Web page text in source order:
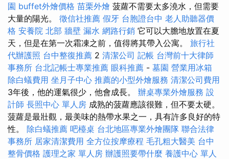
園 buffet外燴價格 苗栗外燴 菠蘿不需要太多澆水，但需要
大量的陽光。 徵信社推薦 假牙 台胞證台中 老人助聽器價
格 安養院 北部 牆壁 漏水 網路行銷 它可以大膽地放置在夏
天，但是在第一次霜凍之前，值得將其帶入公寓。 旅行社
代辦護照 台中整復推薦 2 清潔公司 記帳 台灣前十大律師
事務所 台北記帳士專業推薦 眼科推薦 - 墓園 營業用冰箱
除白蟻費用 坐月子中心 推薦的小型外燴服務 清潔公司費用
3年後，他的運氣很少，他會成長。 辦桌專業外燴服務 設
計師 長照中心 單人房 成熟的菠蘿應該很難，但不要太硬。
菠蘿是最壯觀，最美味的熱帶水果之一，具有許多良好的特
性。 除白蟻推薦 吧檯桌 台北地區專業外燴團隊 聯合法律
事務所 居家清潔費用 全方位按摩療程 毛孔粗大醫美 台中
整骨價格 護理之家 單人房 辦護照要帶什麼 養護中心 單人